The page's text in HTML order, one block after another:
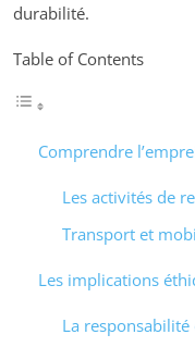
durabilité.
Table of Contents
Comprendre
Les activités de
Transport et
Les implications
La